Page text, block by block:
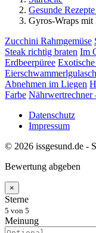
Gesunde
Gyros-Wraps mit
Zucchini Rahmgemüse
Steak richtig braten Im
Erdbeerpüree
Eierschwammerlgulasch
Abnehmen im Liegen
Farbe Nährwertrechner
Datenschutz
Impressum
© 2026 issgesund.de -
Bewertung abgeben
×
Sterne
5 von 5
Meinung